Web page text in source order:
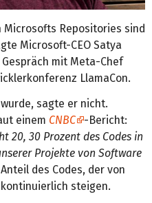
Microsofts Repositories sind
Microsoft-CEO Satya
mit Meta-Chef
LlamaCon.
sagte er nicht.
einem CNBC
-Bericht:
20, 30 Prozent des Codes in
Projekte von Software
Anteil des Codes, der von
steigen.